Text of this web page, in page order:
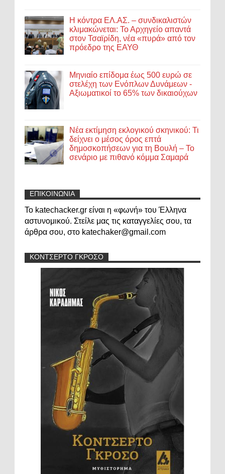
Η κόντρα ΕΛ.ΑΣ. – συνδικαλιστών
κλιμακώνεται: Το Αρχηγείο απαντά
στον Τσαϊρίδη, νέα «πυρά» από τον
πρόεδρο της ΕΑΥΘ
Μηνιαίο επίδομα έως 500 ευρώ σε
στελέχη των Ενόπλων Δυνάμεων -
Αξιωματικοί το 65% των δικαιούχων
Νέα εκτίμηση εκλογικού σκηνικού: Τι
δείχνει ο μέσος όρος επτά
δημοσκοπήσεων για τη Βουλή – Το
σενάριο με πιθανό κόμμα Σαμαρά
ΕΠΙΚΟΙΝΩΝΙΑ
Το katechacker.gr είναι η «φωνή» του Έλληνα
αστυνομικού. Στείλε μας τις καταγγελίες σου, τα
άρθρα σου, στο katechaker@gmail.com
ΚΟΝΤΣΕΡΤΟ ΓΚΡΟΣΟ